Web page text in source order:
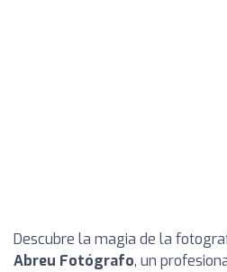
Descubre la magia de la
Abreu Fotógrafo, un